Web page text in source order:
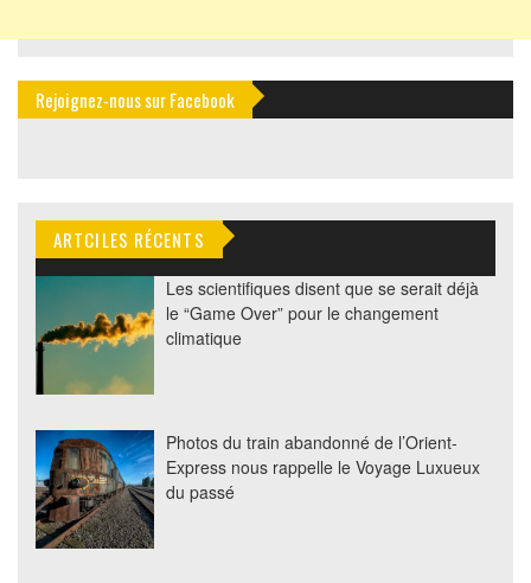
Rejoignez-nous sur Facebook
ARTCILES RÉCENTS
Les scientifiques disent que se serait déjà
le “Game Over” pour le changement
climatique
Photos du train abandonné de l’Orient-
Express nous rappelle le Voyage Luxueux
du passé